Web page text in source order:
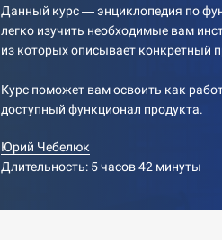
Данный курс — энциклопедия по
легко изучить необходимые вам
из которых описывает конкретный
Курс поможет вам освоить как
доступный функционал продукта.
Юрий Чебелюк
Длительность: 5 часов 42 минуты